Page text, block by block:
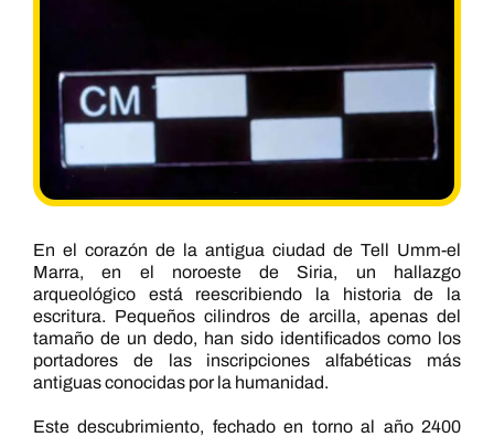
En el corazón de la antigua ciudad de Tell Umm-el
Marra, en el noroeste de Siria, un hallazgo
arqueológico está reescribiendo la historia de la
escritura. Pequeños cilindros de arcilla, apenas del
tamaño de un dedo, han sido identificados como los
portadores de las inscripciones alfabéticas más
antiguas conocidas por la humanidad.
Este descubrimiento, fechado en torno al año 2400